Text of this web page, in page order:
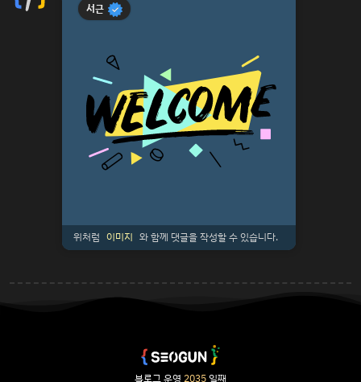
서근
위처럼 이미지 와 함께 댓글을 작성할 수 있습니다.
블로그 운영 2035일째